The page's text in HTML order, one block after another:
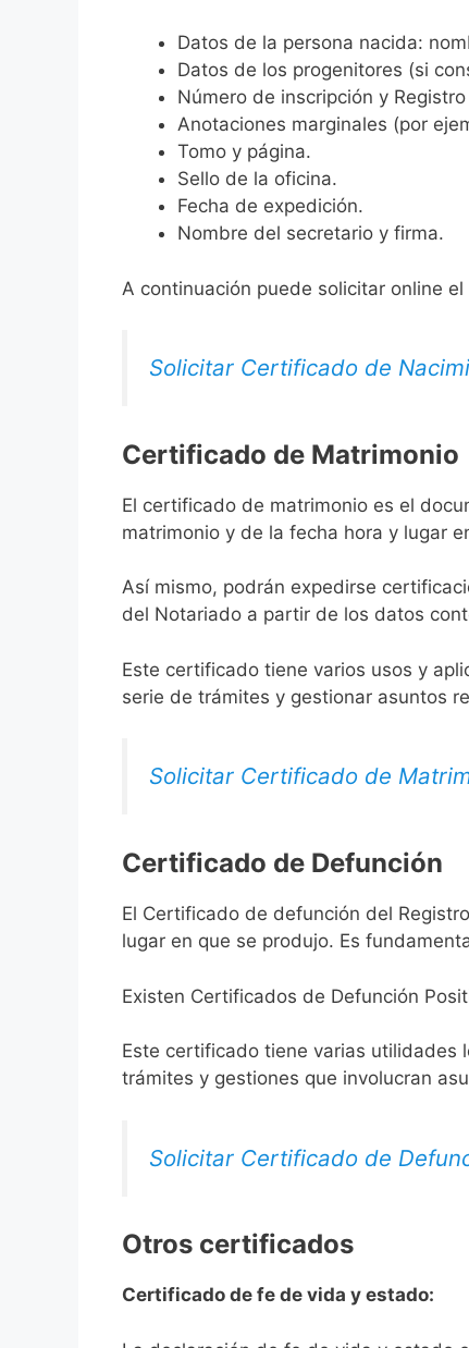
Datos de la persona nacida:
Datos de los progenitores (si
Número de inscripción y
Anotaciones marginales (por
Tomo y página.
Sello de la oficina.
Fecha de expedición.
Nombre del secretario y firma.
A continuación puede solicitar online
Solicitar Certificado de
Certificado de Matrimonio
El certificado de matrimonio es el
matrimonio y de la fecha hora y lugar
Así mismo, podrán expedirse
del Notariado a partir de los datos
Este certificado tiene varios usos y
serie de trámites y gestionar asuntos
Solicitar Certificado de
Certificado de Defunción
El Certificado de defunción del
lugar en que se produjo. Es
Existen Certificados de Defunción
Este certificado tiene varias utilidades
trámites y gestiones que involucran
Solicitar Certificado de
Otros certificados
Certificado de fe de vida y estado: